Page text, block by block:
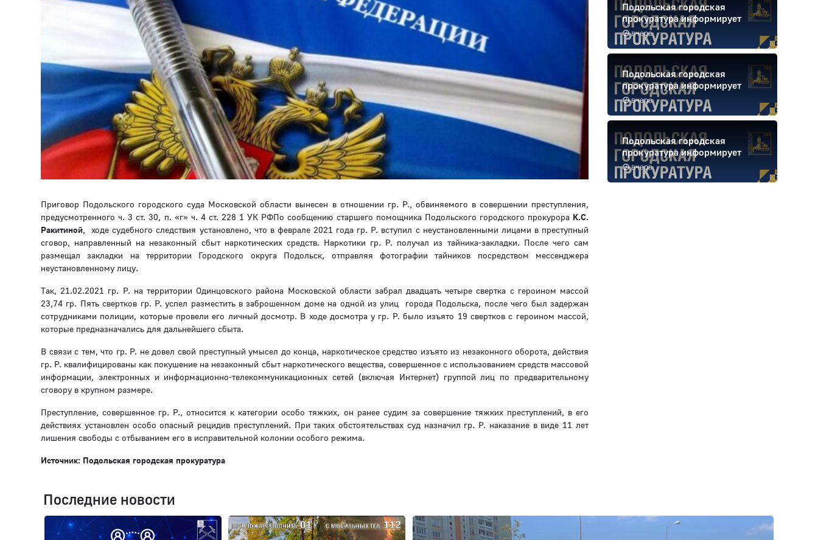
Приговор Подольского городского суда Московской области вынесен в отношении гр. Р., обвиняемого в совершении преступления,
предусмотренного ч. 3 ст. 30, п. «г» ч. 4 ст. 228 1 УК РФПо сообщению старшего помощника Подольского городского прокурора К.С.
Ракитиной, ходе судебного следствия установлено, что в феврале 2021 года гр. Р. вступил с неустановленными лицами в преступный
сговор, направленный на незаконный сбыт наркотических средств. Наркотики гр. Р. получал из тайника-закладки. После чего сам
размещал закладки на территории Городского округа Подольск, отправляя фотографии тайников посредством мессенджера
неустановленному лицу.
Так, 21.02.2021 гр. Р. на территории Одинцовского района Московской области забрал двадцать четыре свертка с героином массой
23,74 гр. Пять свертков гр. Р. успел разместить в заброшенном доме на одной из улиц города Подольска, после чего был задержан
сотрудниками полиции, которые провели его личный досмотр. В ходе досмотра у гр. Р. было изъято 19 свертков с героином массой,
которые предназначались для дальнейшего сбыта.
В связи с тем, что гр. Р. не довел свой преступный умысел до конца, наркотическое средство изъято из незаконного оборота, действия
гр. Р. квалифицированы как покушение на незаконный сбыт наркотического вещества, совершенное с использованием средств массовой
информации, электронных и информационно-телекоммуникационных сетей (включая Интернет) группой лиц по предварительному
сговору в крупном размере.
Преступление, совершенное гр. Р., относится к категории особо тяжких, он ранее судим за совершение тяжких преступлений, в его
действиях установлен особо опасный рецидив преступлений. При таких обстоятельствах суд назначил гр. Р. наказание в виде 11 лет
лишения свободы с отбыванием его в исправительной колонии особого режима.
Источник: Подольская городская прокуратура
вчера
Подольская городская
прокуратура информирует
вчера
Подольская городская
прокуратура информирует
вчера
Подольская городская
прокуратура информирует
Последние новости